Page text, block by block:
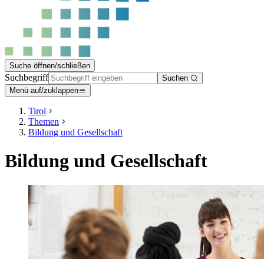
Suche öffnen/schließen
Suchbegriff
Suchen
Menü auf/zuklappen
Tirol
Themen
Bildung und Gesellschaft
Bildung und Gesellschaft